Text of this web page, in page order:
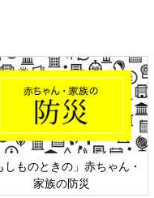
六星占術 細木かおりさん
相談